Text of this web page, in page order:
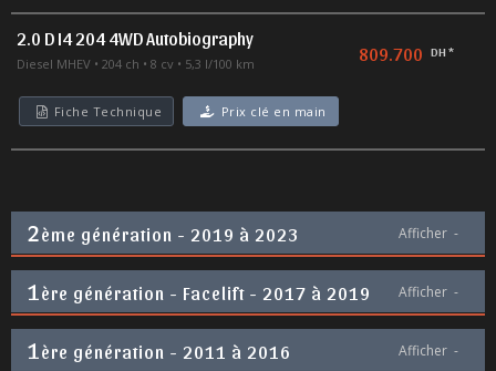
2.0 D I4 204 4WD Autobiography
Diesel MHEV 204 ch 8 cv 5,3 l/100 km 809.700 DH *
Fiche Technique Prix clé en main
2ème génération - 2019 à 2023 Afficher -
1ère génération - Facelift - 2017 à 2019 Afficher -
1ère génération - 2011 à 2016 Afficher -